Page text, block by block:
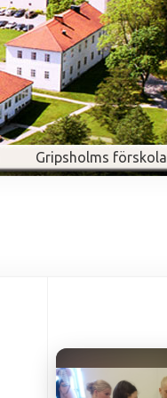
Gripsholms förskola